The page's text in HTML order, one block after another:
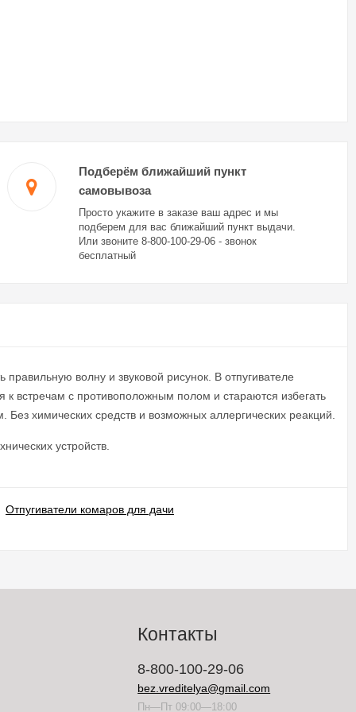
Подберём ближайший пункт
самовывоза
Просто укажите в заказе ваш адрес и мы
подберем для вас ближайший пункт выдачи.
Или звоните 8-800-100-29-06 - звонок
бесплатный
волну и звуковой рисунок. В отпугивателе
к встречам с противоположным полом и стараются избегать
химических средств и возможных аллергических реакций.
устройств.
Отпугиватели комаров для дачи
Контакты
8-800-100-29-06
bez.vreditelya@gmail.com
Пн—Пт 09:00—18:00